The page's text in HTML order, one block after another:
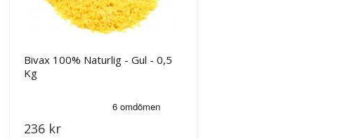
Bivax 100% Naturlig - Gul - 0,5
Kg
236 kr